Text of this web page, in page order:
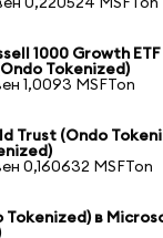
0,220524 MSFTon
1000 Growth
Tokenized)
1,0093 MSFTon
Trust (Ondo
0,160632 MSFTon
Tokenized) в